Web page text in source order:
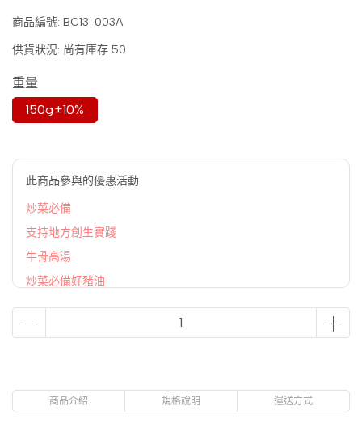
商品編號: BC13-003A
供貨狀況: 尚有庫存 50
重量
150g±10%
此商品參與的優惠活動
炒菜必備
支持地方創生實踐
牛骨高湯
炒菜必備好豬油
商品介紹 規格說明 運送方式